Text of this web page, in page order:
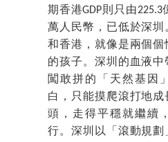
期香港GDP則只由
萬人民幣，已低於深圳
和香港，就像是兩個個
的孩子。深圳的血液
闖敢拼的「天然基因
白，只能摸爬滾打地成
頭，走得平穩就繼續
行。深圳以「滾動規劃